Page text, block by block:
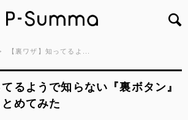
【裏ワザ】知ってるよ...
てるようで知らない『裏ボタン』
めてみた